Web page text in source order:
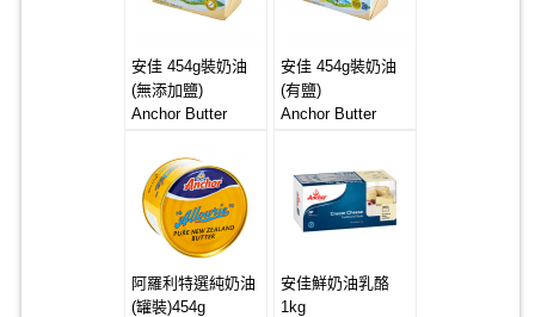
安佳 454g裝奶油
(無添加鹽)
Anchor Butter
(Unsalted)
安佳 454g裝奶油
(有鹽)
Anchor Butter
阿羅利特選純奶油
(罐裝)454g
安佳鮮奶油乳酪
1kg